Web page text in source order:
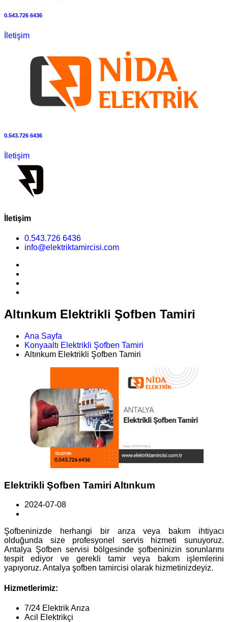
0.543.726 6436
İletişim
0.543.726 6436
İletişim
İletişim
0.543.726 6436
info@elektriktamircisi.com
Altınkum Elektrikli Şofben Tamiri
Ana Sayfa
Konyaaltı Elektrikli Şofben Tamiri
Altınkum Elektrikli Şofben Tamiri
Elektrikli Şofben Tamiri Altınkum
2024-07-08
Şofbeninizde herhangi bir arıza veya bakım ihtiyacı
olduğunda size profesyonel servis hizmeti sunuyoruz.
Antalya Şofben servisi bölgesinde şofbeninizin sorunlarını
tespit ediyor ve gerekli tamir veya bakım işlemlerini
yapıyoruz. Antalya şofben tamircisi olarak hizmetinizdeyiz.
Hizmetlerimiz:
7/24 Elektrik Arıza
Acil Elektrikçi